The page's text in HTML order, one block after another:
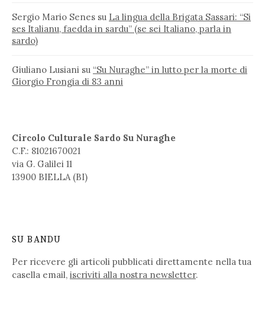
Sergio Mario Senes su La lingua della Brigata Sassari: “Si
ses Italianu, faedda in sardu” (se sei Italiano, parla in
sardo)
Giuliano Lusiani su “Su Nuraghe” in lutto per la morte di
Giorgio Frongia di 83 anni
Circolo Culturale Sardo Su Nuraghe
C.F.: 81021670021
via G. Galilei 11
13900 BIELLA (BI)
SU BANDU
Per ricevere gli articoli pubblicati direttamente nella tua
casella email, iscriviti alla nostra newsletter.